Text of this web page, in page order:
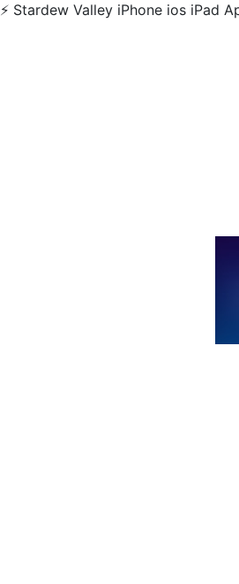
⚡️ Stardew Valley iPhone ios iPad